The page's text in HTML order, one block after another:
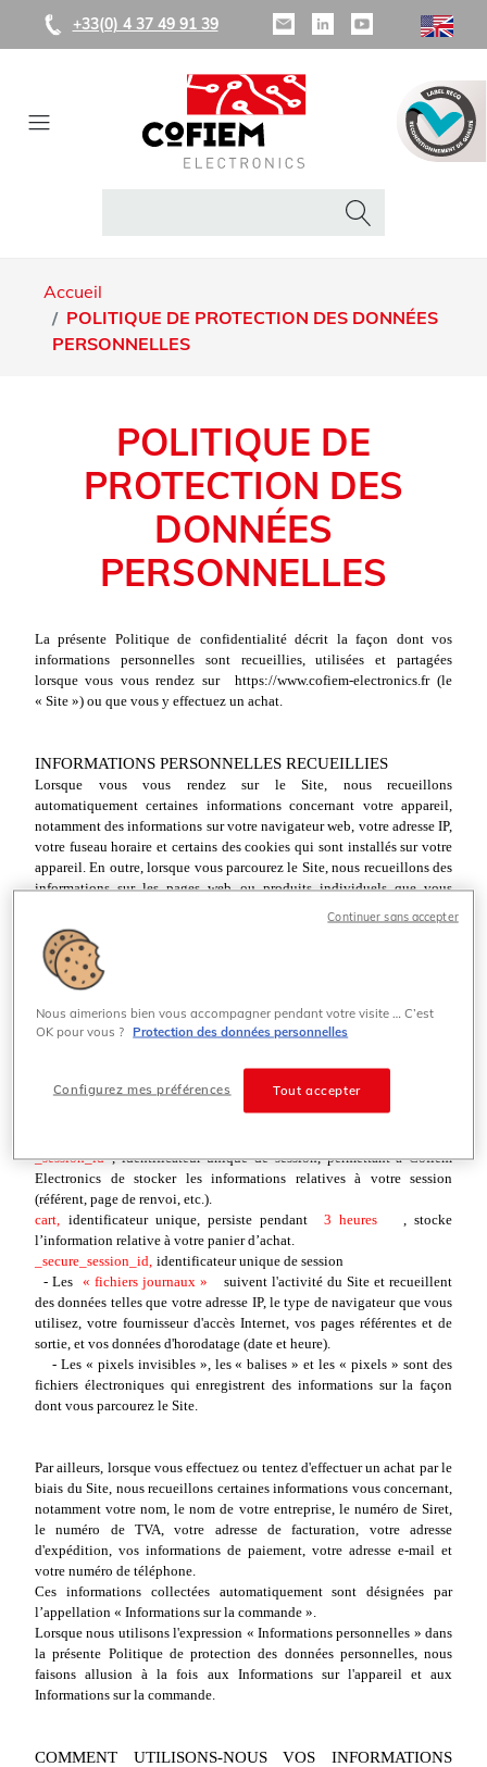
+33(0) 4 37 49 91 39
Accueil
POLITIQUE DE PROTECTION DES DONNÉES
PERSONNELLES
POLITIQUE DE
PROTECTION DES
DONNÉES
PERSONNELLES
La présente Politique de confidentialité décrit la façon dont vos
informations personnelles sont recueillies, utilisées et partagées
lorsque vous vous rendez sur
https://www.cofiem-electronics.fr (le
« Site ») ou que vous y effectuez un achat.
INFORMATIONS PERSONNELLES RECUEILLIES
Lorsque vous vous rendez sur le Site, nous recueillons
automatiquement certaines informations concernant votre appareil,
notamment des informations sur votre navigateur web, votre adresse IP,
votre fuseau horaire et certains des cookies qui sont installés sur votre
appareil. En outre, lorsque vous parcourez le Site, nous recueillons des
informations sur les pages web ou produits individuels que vous
consultez, les sites web ou les termes de recherche qui vous ont permis
d'arriver sur le Site, ainsi que des informations sur la manière dont vous
interagissez avec le Site. Nous désignons ces informations collectées
automatiquement sous l'appellation « Informations sur l'appareil ».
Nous recueillons les Informations sur l'appareil à l'aide des
technologies suivantes :
FICHIERS TÉMOINS (COOKIES)
Voici une liste de fichiers témoins que nous utilisons. Nous les avons
énumérés ici pour que vous ayez la possibilité de choisir si vous
_session_id , identificateur unique de session, permettant à Cofiem
Electronics de stocker les informations relatives à votre session
(référent, page de renvoi, etc.).
cart, identificateur unique, persiste pendant 3 heures
, stocke
l’information relative à votre panier d’achat.
_secure_session_id, identificateur unique de session
- Les « fichiers journaux »
suivent l'activité du Site et recueillent
des données telles que votre adresse IP, le type de navigateur que vous
utilisez, votre fournisseur d'accès Internet, vos pages référentes et de
sortie, et vos données d'horodatage (date et heure).
- Les « pixels invisibles », les « balises » et les « pixels » sont des
fichiers électroniques qui enregistrent des informations sur la façon
dont vous parcourez le Site.
Par ailleurs, lorsque vous effectuez ou tentez d'effectuer un achat par le
biais du Site, nous recueillons certaines informations vous concernant,
notamment votre nom, le nom de votre entreprise, le numéro de Siret,
le numéro de TVA, votre adresse de facturation, votre adresse
d'expédition, vos informations de paiement, votre adresse e-mail et
votre numéro de téléphone.
Ces informations collectées automatiquement sont désignées par
l’appellation « Informations sur la commande ».
Lorsque nous utilisons l'expression « Informations personnelles » dans
la présente Politique de protection des données personnelles, nous
faisons allusion à la fois aux Informations sur l'appareil et aux
Informations sur la commande.
COMMENT UTILISONS-NOUS VOS INFORMATIONS
Nous aimerions bien vous accompagner pendant votre visite … C’est
OK pour vous ? Protection des données personnelles
Tout accepter
Configurez mes préférences
Continuer sans accepter